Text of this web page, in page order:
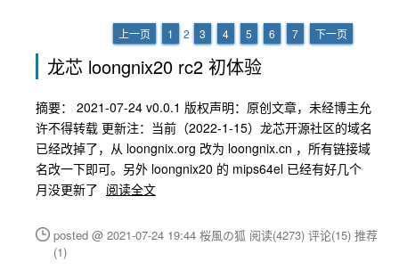
上一页 1 2 3 4 5 6 7 下一页
龙芯 loongnix20 rc2 初体验
摘要： 2021-07-24 v0.0.1 版权声明：原创文章，未经博主允
许不得转载 更新注：当前（2022-1-15）龙芯开源社区的域名
已经改掉了，从 loongnix.org 改为 loongnix.cn ，所有链接域
名改一下即可。另外 loongnix20 的 mips64el 已经有好几个
月没更新了 阅读全文
posted @ 2021-07-24 19:44 桜風の狐 阅读(4273) 评论(15) 推荐
(1)